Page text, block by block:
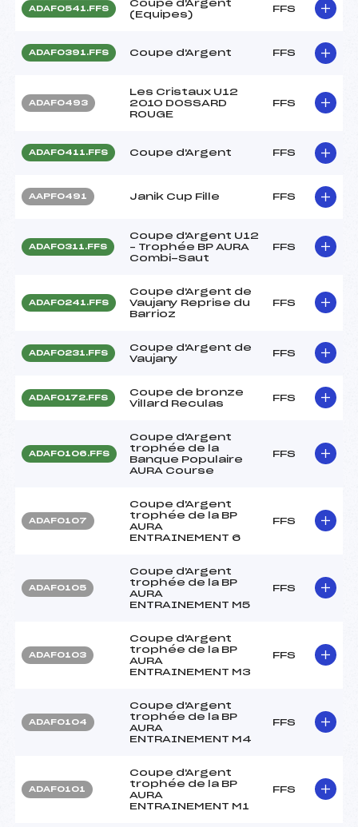
ADAF0541.FFS
Coupe d'Argent
(Equipes)
FFS
ADAF0391.FFS Coupe d'Argent FFS
ADAF0493
Les Cristaux U12
2010 DOSSARD
ROUGE
FFS
ADAF0411.FFS Coupe d'Argent FFS
AAPF0491 Janik Cup Fille FFS
ADAF0311.FFS
Coupe d'Argent U12
– Trophée BP AURA
Combi-Saut
FFS
ADAF0241.FFS
Coupe d'Argent de
Vaujany Reprise du
Barrioz
FFS
ADAF0231.FFS
Coupe d'Argent de
Vaujany
FFS
ADAF0172.FFS
Coupe de bronze
Villard Reculas
FFS
ADAF0106.FFS
Coupe d'Argent
trophée de la
Banque Populaire
AURA Course
FFS
ADAF0107
Coupe d'Argent
trophée de la BP
AURA
ENTRAINEMENT 6
FFS
ADAF0105
Coupe d'Argent
trophée de la BP
AURA
ENTRAINEMENT M5
FFS
ADAF0103
Coupe d'Argent
trophée de la BP
AURA
ENTRAINEMENT M3
FFS
ADAF0104
Coupe d'Argent
trophée de la BP
AURA
ENTRAINEMENT M4
FFS
ADAF0101
Coupe d'Argent
trophée de la BP
AURA
ENTRAINEMENT M1
FFS